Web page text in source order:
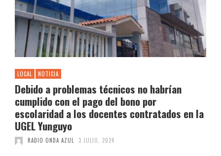
LOCAL NOTICIA
Debido a problemas técnicos no habrían
cumplido con el pago del bono por
escolaridad a los docentes contratados en la
UGEL Yunguyo
RADIO ONDA AZUL 3 JULIO, 2024